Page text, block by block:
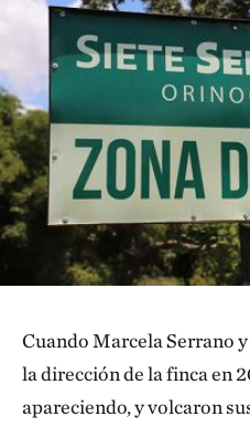
Cuando Marcela Serrano
la dirección de la finca en
apareciendo, y volcaron